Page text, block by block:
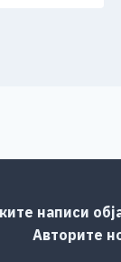
написи
Авторите